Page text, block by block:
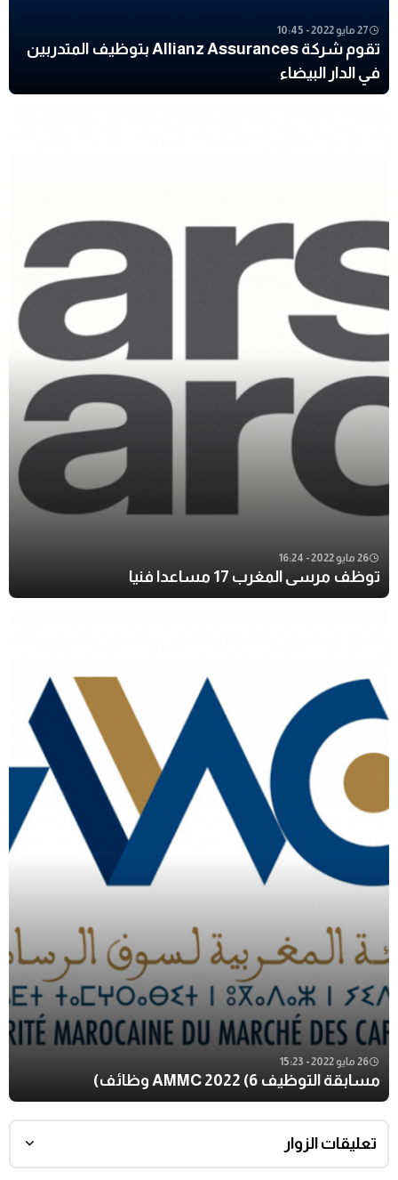
27 مايو 2022 - 10:45
تقوم شركة Allianz Assurances بتوظيف المتدربين
في الدار البيضاء
26 مايو 2022 - 16:24
توظف مرسى المغرب 17 مساعدا فنيا
26 مايو 2022 - 15:23
مسابقة التوظيف AMMC 2022 (6 وظائف)
تعليقات الزوار